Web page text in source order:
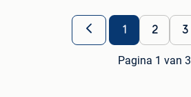
1 2 3
Pagina 1 van 3